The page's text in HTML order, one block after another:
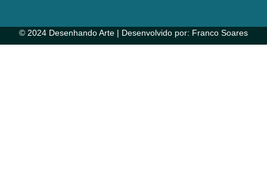
© 2024 Desenhando Arte | Desenvolvido por: Franco Soares